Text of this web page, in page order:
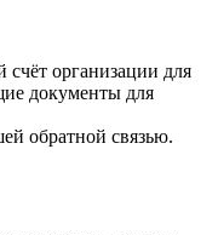
счёт организации для
документы для
обратной связью.